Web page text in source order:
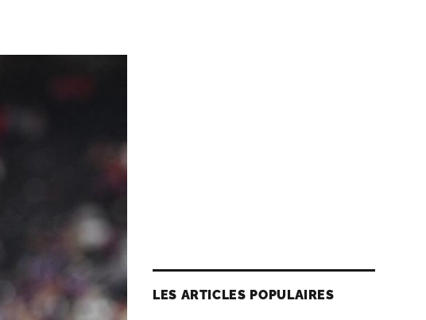
LES ARTICLES POPULAIRES